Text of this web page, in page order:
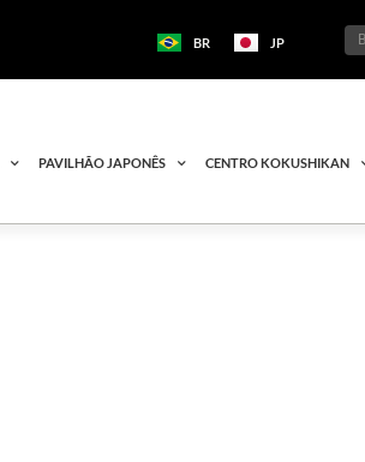
BR JP
PAVILHÃO JAPONÊS CENTRO KOKUSHIKAN